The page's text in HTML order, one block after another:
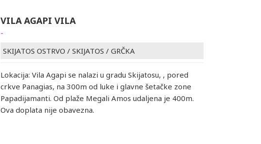
VILA AGAPI VILA
-
SKIJATOS OSTRVO / SKIJATOS / GRČKA
Lokacija: Vila Agapi se nalazi u gradu Skijatosu, , pored
crkve Panagias, na 300m od luke i glavne šetačke zone
Papadijamanti. Od plaže Megali Amos udaljena je 400m.
Ova doplata nije obavezna.